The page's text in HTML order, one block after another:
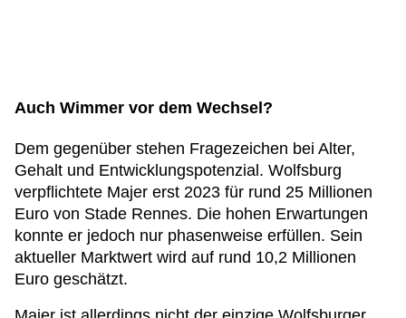
Auch Wimmer vor dem Wechsel?
Dem gegenüber stehen Fragezeichen bei Alter,
Gehalt und Entwicklungspotenzial. Wolfsburg
verpflichtete Majer erst 2023 für rund 25 Millionen
Euro von Stade Rennes. Die hohen Erwartungen
konnte er jedoch nur phasenweise erfüllen. Sein
aktueller Marktwert wird auf rund 10,2 Millionen
Euro geschätzt.